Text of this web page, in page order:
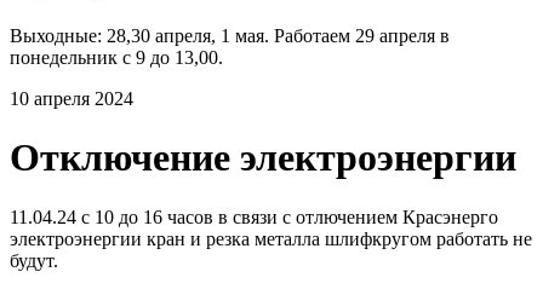
Выходные: 28,30 апреля, 1 мая. Работаем 29 апреля в
понедельник с 9 до 13,00.
10 апреля 2024
Отключение электроэнергии
11.04.24 с 10 до 16 часов в связи с отлючением Красэнерго
электроэнергии кран и резка металла шлифкругом работать не
будут.